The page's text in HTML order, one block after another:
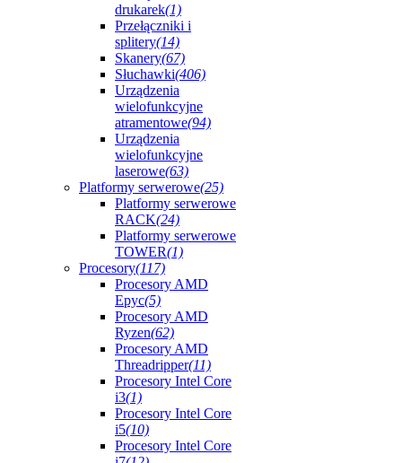
drukarek(1)
Przełączniki i
splitery(14)
Skanery(67)
Słuchawki(406)
Urządzenia
wielofunkcyjne
atramentowe(94)
Urządzenia
wielofunkcyjne
laserowe(63)
Platformy serwerowe(25)
Platformy serwerowe
RACK(24)
Platformy serwerowe
TOWER(1)
Procesory(117)
Procesory AMD
Epyc(5)
Procesory AMD
Ryzen(62)
Procesory AMD
Threadripper(11)
Procesory Intel Core
i3(1)
Procesory Intel Core
i5(10)
Procesory Intel Core